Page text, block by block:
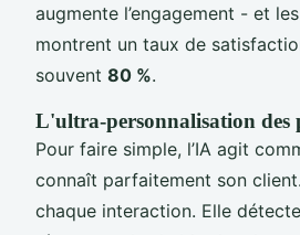
augmente l’engagement - et
montrent un taux de
souvent 80 %.
L'ultra-personnalisation des
Pour faire simple, l’IA agit
connaît parfaitement son
chaque interaction. Elle